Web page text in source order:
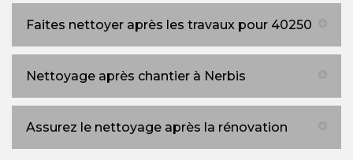
Faites nettoyer après les travaux pour 40250
Nettoyage après chantier à Nerbis
Assurez le nettoyage après la rénovation